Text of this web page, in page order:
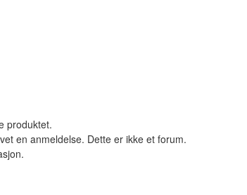
produktet.
en anmeldelse. Dette er ikke et forum.